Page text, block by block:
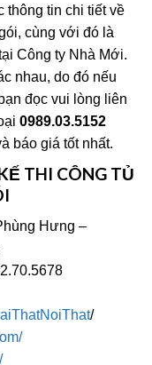
thông tin chi tiết về
cùng với đó là
Công ty Nhà Mới.
nhau, do đó nếu
đọc vui lòng liên
0989.03.5152
báo giá tốt nhất.
THI CÔNG TỦ
Hưng –
/